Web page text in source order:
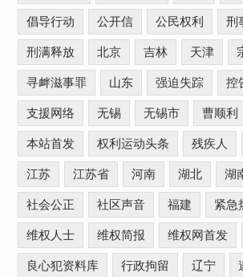
倡导行动 公开信 公民权利 刑
刑满释放 北京 吉林 天津
寻衅滋事罪 山东 强迫失踪 控
支援网络 无锡 无锡市 曹顺利
本站首发 权利运动头条 残疾人
江苏 江苏省 河南 湖北 湖
社会公正 社区声音 福建 紧急
维权人士 维权简报 维权网首发
良心犯资料库 行政拘留 辽宁